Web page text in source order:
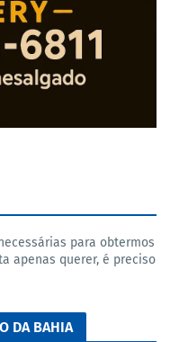
para obtermos
apenas querer, é preciso
DA BAHIA